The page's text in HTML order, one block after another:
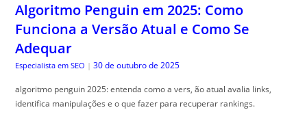
Algoritmo Penguin em 2025: Como
Funciona a Versão Atual e Como Se
Adequar
Especialista em SEO | 30 de outubro de 2025
algoritmo penguin 2025: entenda como a vers, ão atual avalia links,
identifica manipulações e o que fazer para recuperar rankings.